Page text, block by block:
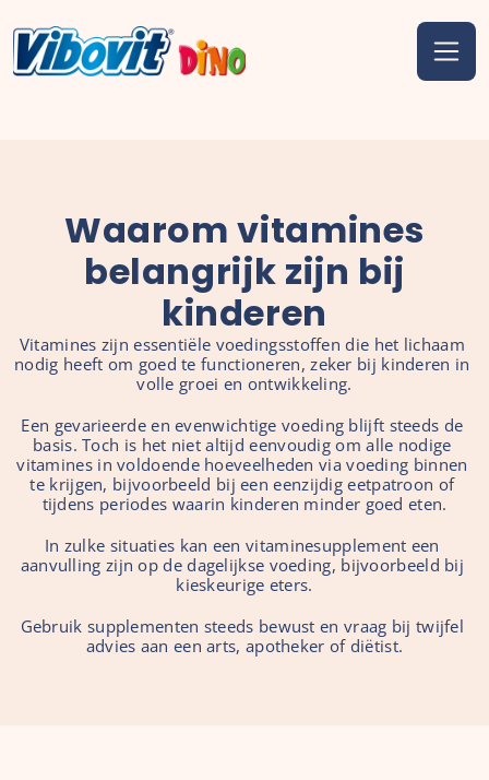
Waarom vitamines
belangrijk zijn bij
kinderen
Vitamines zijn essentiële voedingsstoffen die het lichaam
nodig heeft om goed te functioneren, zeker bij kinderen in
volle groei en ontwikkeling.
Een gevarieerde en evenwichtige voeding blijft steeds de
basis. Toch is het niet altijd eenvoudig om alle nodige
vitamines in voldoende hoeveelheden via voeding binnen
te krijgen, bijvoorbeeld bij een eenzijdig eetpatroon of
tijdens periodes waarin kinderen minder goed eten.
In zulke situaties kan een vitaminesupplement een
aanvulling zijn op de dagelijkse voeding, bijvoorbeeld bij
kieskeurige eters.
Gebruik supplementen steeds bewust en vraag bij twijfel
advies aan een arts, apotheker of diëtist.